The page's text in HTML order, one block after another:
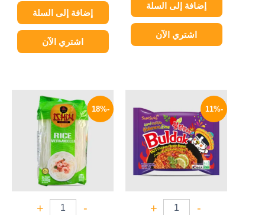
إضافة إلى السلة
اشتري الآن
إضافة إلى السلة
اشتري الآن
-11%
-
+
هو:
140 EGP.
هو:
125 EGP.
-18%
-
+
الأصلي
هو:
145 EGP.
السعر
الحالي
هو:
119 EGP.